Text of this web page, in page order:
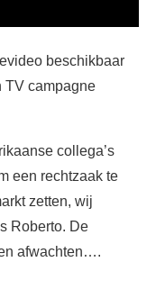
beschikbaar
TV campagne
collega’s
een rechtzaak te
zetten, wij
Roberto. De
afwachten….